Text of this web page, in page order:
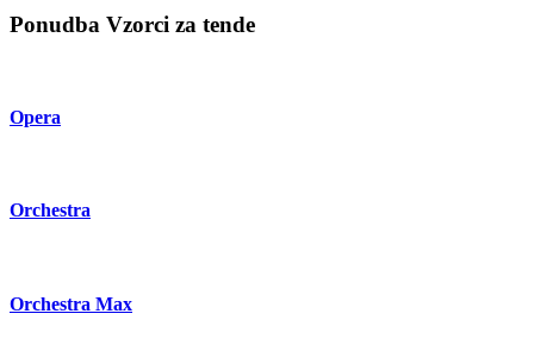
Ponudba Vzorci za tende
Opera
Orchestra
Orchestra Max